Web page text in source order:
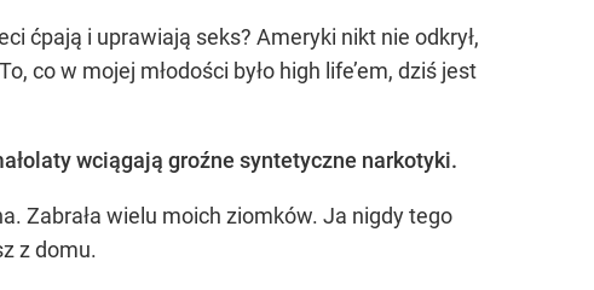
ćpają i uprawiają seks? Ameryki nikt nie odkrył,
co w mojej młodości było high life’em, dziś jest
wciągają groźne syntetyczne narkotyki.
Zabrała wielu moich ziomków. Ja nigdy tego
z domu.